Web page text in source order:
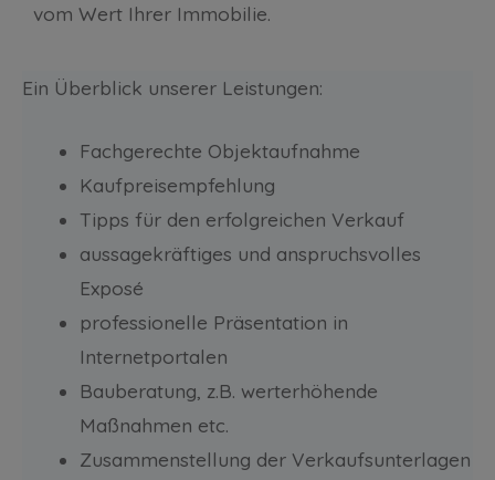
vom Wert Ihrer Immobilie.
Ein Überblick unserer Leistungen:
Fachgerechte Objektaufnahme
Kaufpreisempfehlung
Tipps für den erfolgreichen Verkauf
aussagekräftiges und anspruchsvolles
Exposé
professionelle Präsentation in
Internetportalen
Bauberatung, z.B. werterhöhende
Maßnahmen etc.
Zusammenstellung der Verkaufsunterlagen